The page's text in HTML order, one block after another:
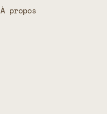
À propos